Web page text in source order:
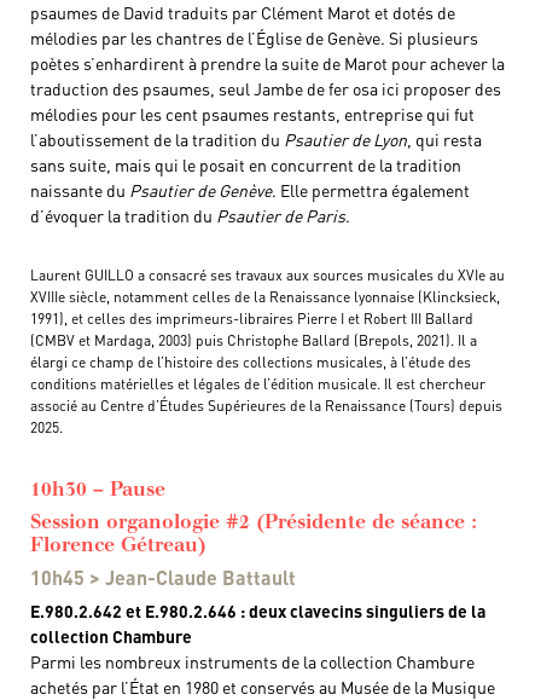
psaumes de David traduits par Clément Marot et dotés de
mélodies par les chantres de l’Église de Genève. Si plusieurs
poètes s’enhardirent à prendre la suite de Marot pour achever la
traduction des psaumes, seul Jambe de fer osa ici proposer des
mélodies pour les cent psaumes restants, entreprise qui fut
l’aboutissement de la tradition du Psautier de Lyon , qui resta
sans suite, mais qui le posait en concurrent de la tradition
naissante du Psautier de Genève. Elle permettra également
d’évoquer la tradition du Psautier de Paris.
Laurent GUILLO a consacré ses travaux aux sources musicales du XVIe au
XVIIIe siècle, notamment celles de la Renaissance lyonnaise (Klincksieck,
1991), et celles des imprimeurs-libraires Pierre I et Robert III Ballard
(CMBV et Mardaga, 2003) puis Christophe Ballard (Brepols, 2021). Il a
élargi ce champ de l’histoire des collections musicales, à l’étude des
conditions matérielles et légales de l’édition musicale. Il est chercheur
associé au Centre d’Études Supérieures de la Renaissance (Tours) depuis
2025.
10h30 – Pause
Session organologie #2 (Présidente de séance :
Florence Gétreau)
10h45 > Jean-Claude Battault
E.980.2.642 et E.980.2.646 : deux clavecins singuliers de la
collection Chambure
Parmi les nombreux instruments de la collection Chambure
achetés par l’État en 1980 et conservés au Musée de la Musique